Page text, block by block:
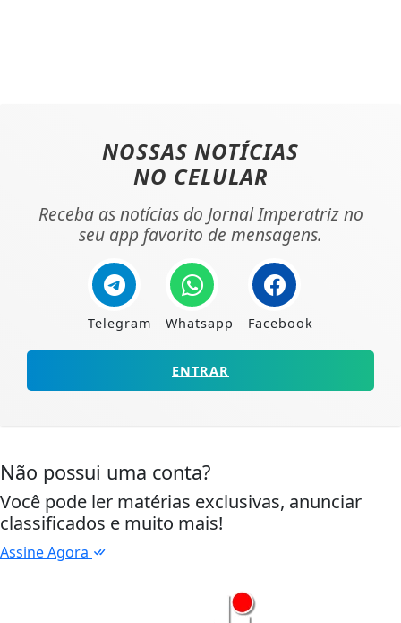
NOSSAS NOTÍCIAS
NO CELULAR
Receba as notícias do Jornal Imperatriz no
seu app favorito de mensagens.
Telegram Whatsapp Facebook
ENTRAR
Não possui uma conta?
Você pode ler matérias exclusivas, anunciar
classificados e muito mais!
Assine Agora